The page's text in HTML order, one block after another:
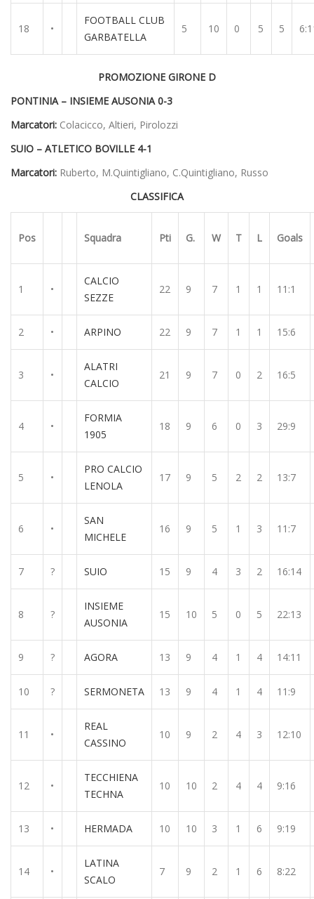
18 •
FOOTBALL CLUB
GARBATELLA
5 10 0 5 5
PROMOZIONE GIRONE D
PONTINIA – INSIEME AUSONIA 0-3
Marcatori: Colacicco, Altieri, Pirolozzi
SUIO – ATLETICO BOVILLE 4-1
Marcatori: Ruberto, M.Quintigliano, C.Quintigliano, Russo
CLASSIFICA
Pos Squadra Pti G. W T L Goals
1 •
CALCIO
SEZZE
22 9 7 1 1 11:1
2 • ARPINO 22 9 7 1 1 15:6
3 •
ALATRI
CALCIO
21 9 7 0 2 16:5
4 •
FORMIA
1905
18 9 6 0 3 29:9
5 •
PRO CALCIO
LENOLA
17 9 5 2 2 13:7
6 •
SAN
MICHELE
16 9 5 1 3 11:7
7 ? SUIO 15 9 4 3 2 16:14
8 ?
INSIEME
AUSONIA
15 10 5 0 5 22:13
9 ? AGORA 13 9 4 1 4 14:11
10 ? SERMONETA 13 9 4 1 4 11:9
11 •
REAL
CASSINO
10 9 2 4 3 12:10
12 •
TECCHIENA
TECHNA
10 10 2 4 4 9:16
13 • HERMADA 10 10 3 1 6 9:19
14 •
LATINA
SCALO
7 9 2 1 6 8:22